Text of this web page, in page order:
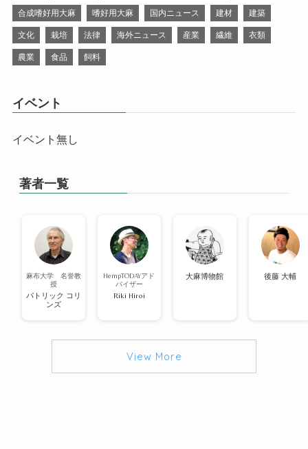
合成嗜好用大麻 嗜好用大麻 国内ニュース 建材 建築
文化 栽培 法律 海外ニュース 産業 繊維 衣類
農業 食品 飼料
イベント
イベント無し
著者一覧
麻布大学 名誉教
授
パトリック コリ
ンズ
HempTODAYアド
バイザー
Riki Hiroi
大麻博物館 後藤 大輔
View More